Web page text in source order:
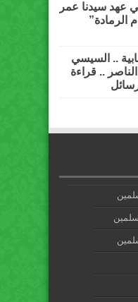
عهد سيدنا عمر
الرمادة”
.. السيسي
.. قراءة